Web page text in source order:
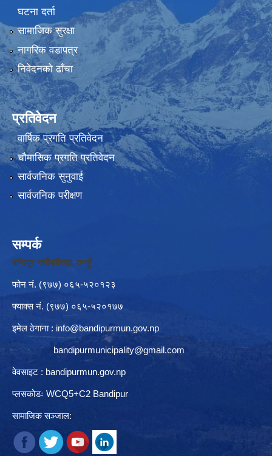
घटना दर्ता
सामाजिक सुरक्षा
नागरिक वडापत्र
निवेदनको ढाँचा
प्रतिवेदन
वार्षिक प्रगति प्रतिवेदन
चौमासिक प्रगति प्रतिवेदन
सार्वजनिक सुनुवाई
सार्वजनिक परीक्षण
सम्पर्क
बन्दिपुर गाउँपालिका, तनहुँ
फोन नं‍. (९७७) ०६५-५२०१२३
फ्याक्स नं. (९७७) ०६५-५२०१७७
इमेल ठेगाना : info@bandipurmun.gov.np
bandipurmunicipality@gmail.com
वेवसाइट : bandipurmun.gov.np
प्लसकोडः WCQ5+C2 Bandipur
सामाजिक सञ्जाल: